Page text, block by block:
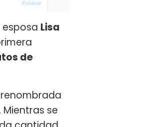
Lisa
de
se